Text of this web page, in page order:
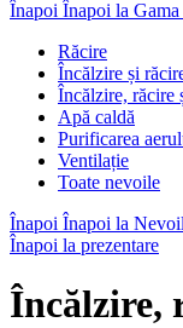
Înapoi Înapoi la Gama
Răcire
Încălzire și
Încălzire, răcire
Apă caldă
Purificarea
Ventilație
Toate nevoile
Înapoi Înapoi la
Înapoi la prezentare
Încălzire,